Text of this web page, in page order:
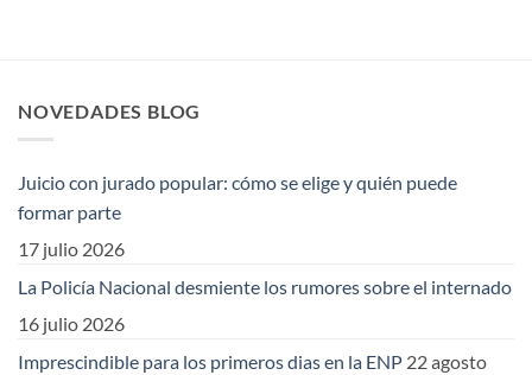
NOVEDADES BLOG
Juicio con jurado popular: cómo se elige y quién puede
formar parte
17 julio 2026
La Policía Nacional desmiente los rumores sobre el internado
16 julio 2026
Imprescindible para los primeros dias en la ENP 22 agosto